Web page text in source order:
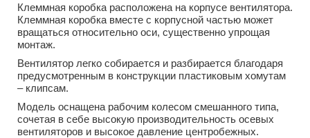
Клеммная коробка расположена на корпусе вентилятора.
Клеммная коробка вместе с корпусной частью может
вращаться относительно оси, существенно упрощая
монтаж.
Вентилятор легко собирается и разбирается благодаря
предусмотренным в конструкции пластиковым хомутам
– клипсам.
Модель оснащена рабочим колесом смешанного типа,
сочетая в себе высокую производительность осевых
вентиляторов и высокое давление центробежных.